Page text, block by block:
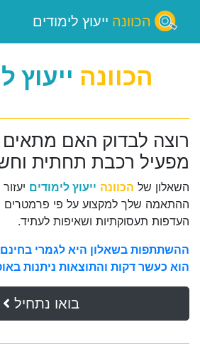
הכוונה ייעוץ לימודים
הכוונה ייעוץ
רוצה לבדוק האם מתאים
מפעיל רכבת תחתית
השאלון של הכוונה ייעוץ לימודים
ההתאמה שלך למקצוע על פי פרמטרים
העדפות תעסוקתיות ושאיפות לעתיד.
ההשתתפות בשאלון היא לגמרי
הוא כעשר דקות והתוצאות ניתנות
בואו נתחיל